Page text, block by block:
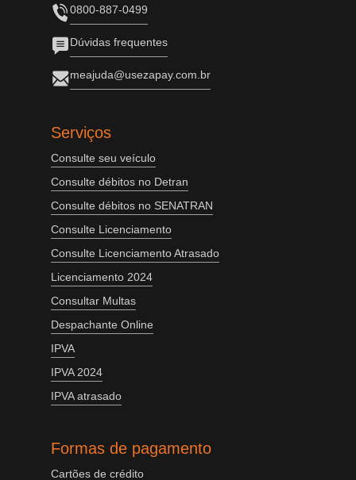
0800-887-0499
Dúvidas frequentes
meajuda@usezapay.com.br
Serviços
Consulte seu veículo
Consulte débitos no Detran
Consulte débitos no SENATRAN
Consulte Licenciamento
Consulte Licenciamento Atrasado
Licenciamento 2024
Consultar Multas
Despachante Online
IPVA
IPVA 2024
IPVA atrasado
Formas de pagamento
Cartões de crédito